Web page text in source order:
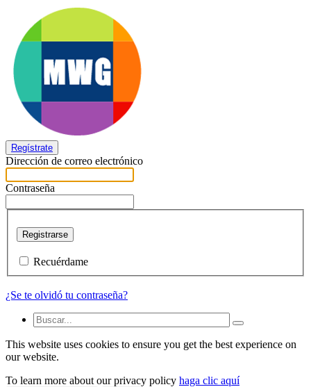
Regístrate
Dirección de correo electrónico
Contraseña
Registrarse
Recuérdame
¿Se te olvidó tu contraseña?
This website uses cookies to ensure you get the best experience on
our website.
To learn more about our privacy policy haga clic aquí